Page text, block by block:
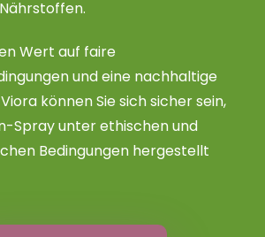
Wert auf faire
und eine nachhaltige
können Sie sich sicher sein,
Spray unter ethischen und
Bedingungen hergestellt